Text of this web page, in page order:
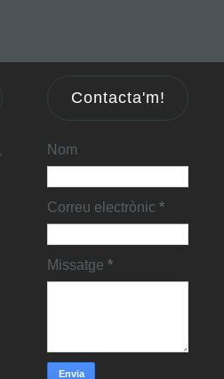
Contacta'm!
Nom
Correu electrònic *
Missatge *